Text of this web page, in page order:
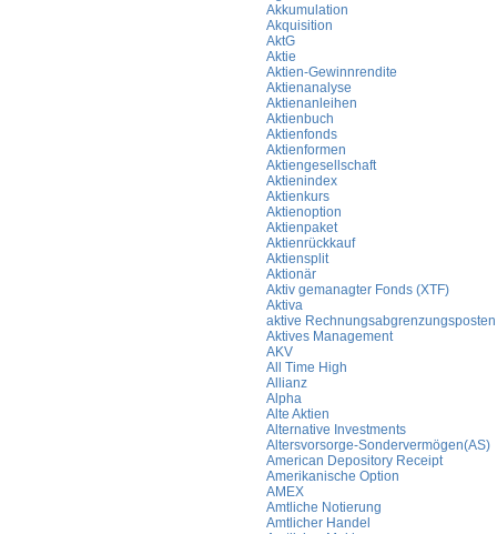
Akkumulation
Akquisition
AktG
Aktie
Aktien-Gewinnrendite
Aktienanalyse
Aktienanleihen
Aktienbuch
Aktienfonds
Aktienformen
Aktiengesellschaft
Aktienindex
Aktienkurs
Aktienoption
Aktienpaket
Aktienrückkauf
Aktiensplit
Aktionär
Aktiv gemanagter Fonds (XTF)
Aktiva
aktive Rechnungsabgrenzungsposten
Aktives Management
AKV
All Time High
Allianz
Alpha
Alte Aktien
Alternative Investments
Altersvorsorge-Sondervermögen(AS)
American Depository Receipt
Amerikanische Option
AMEX
Amtliche Notierung
Amtlicher Handel